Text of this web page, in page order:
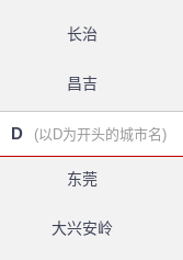
长治
昌吉
D (以D为开头的城市名)
东莞
大兴安岭